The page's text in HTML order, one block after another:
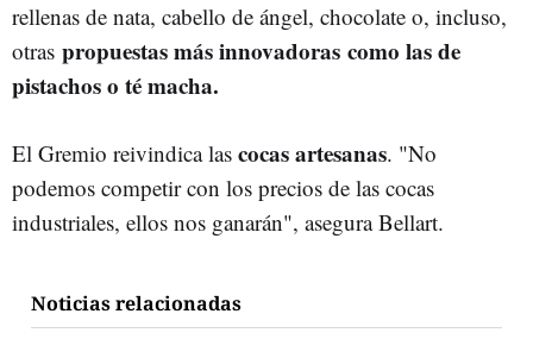
rellenas de nata, cabello de ángel, chocolate o, incluso,
otras propuestas más innovadoras como las de
pistachos o té macha.
El Gremio reivindica las cocas artesanas. "No
podemos competir con los precios de las cocas
industriales, ellos nos ganarán", asegura Bellart.
Noticias relacionadas